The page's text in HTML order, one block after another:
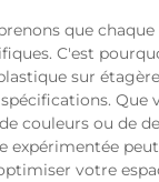
que
C'est
sur
Que
couleurs ou de
expérimentée
votre